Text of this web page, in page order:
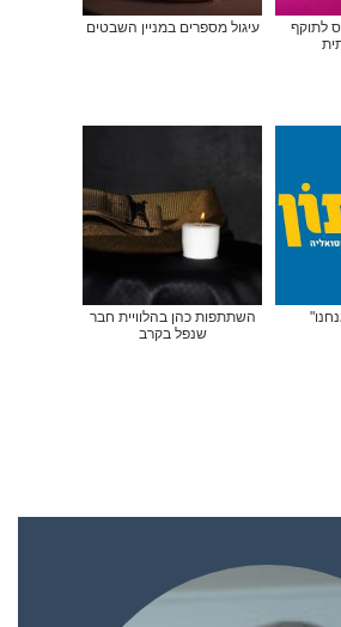
לתוקף
עיגול מספרים במניין השבטים
השתתפות כהן בהלוויית חבר
שנפל בקרב